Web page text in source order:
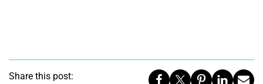
Share this post: